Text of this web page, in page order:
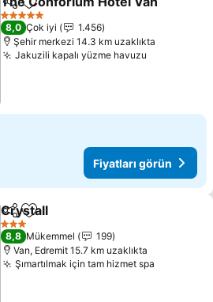
PaylaşFavorilerime ekle
5 Yıldız
8,0 Çok iyi
1.456
Şehir merkezi 14.3 km uzaklıkta
Jakuzili kapalı yüzme havuzu
Fiyatları görün
PaylaşFavorilerime ekle
Crystall
3 Yıldız
8,8 Mükemmel
199
Van, Edremit 15.7 km uzaklıkta
Şımartılmak için tam hizmet spa